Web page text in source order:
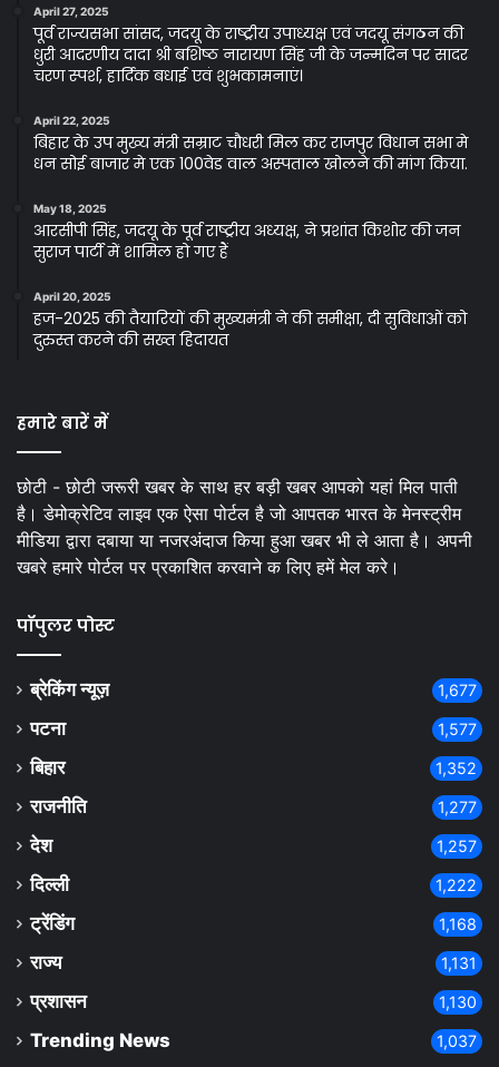
April 27, 2025
पूर्व राज्यसभा सांसद, जदयू के राष्ट्रीय उपाध्यक्ष एवं जदयू संगठन की
धुरी आदरणीय दादा श्री बशिष्ठ नारायण सिंह जी के जन्मदिन पर सादर
चरण स्पर्श, हार्दिक बधाई एवं शुभकामनाएं।
April 22, 2025
बिहार के उप मुख्य मंत्री सम्राट चौधरी मिल कर राजपुर विधान सभा मे
धन सोई बाजार मे एक 100वेड वाल अस्पताल खोलने की मांग किया.
May 18, 2025
आरसीपी सिंह, जदयू के पूर्व राष्ट्रीय अध्यक्ष, ने प्रशांत किशोर की जन
सुराज पार्टी में शामिल हो गए हैं
April 20, 2025
हज-2025 की तैयारियों की मुख्यमंत्री ने की समीक्षा, दी सुविधाओं को
दुरुस्त करने की सख्त हिदायत
हमारे बारें में
छोटी - छोटी जरूरी खबर के साथ हर बड़ी खबर आपको यहां मिल पाती
है। डेमोक्रेटिव लाइव एक ऐसा पोर्टल है जो आपतक भारत के मेनस्ट्रीम
मीडिया द्वारा दबाया या नजरअंदाज किया हुआ खबर भी ले आता है। अपनी
खबरे हमारे पोर्टल पर प्रकाशित करवाने क लिए हमें मेल करे।
पॉपुलर पोस्ट
ब्रेकिंग न्यूज़ 1,677
पटना 1,577
बिहार 1,352
राजनीति 1,277
देश 1,257
दिल्ली 1,222
ट्रेंडिंग 1,168
राज्य 1,131
प्रशासन 1,130
Trending News 1,037